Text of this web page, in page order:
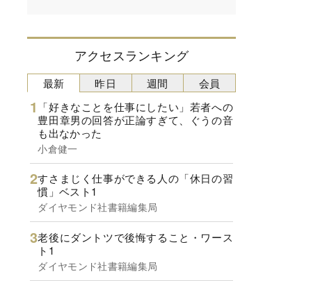
アクセスランキング
最新
「好きなことを仕事にしたい」若者への
豊田章男の回答が正論すぎて、ぐうの音
も出なかった
小倉健一
すさまじく仕事ができる人の「休日の習
慣」ベスト1
ダイヤモンド社書籍編集局
老後にダントツで後悔すること・ワース
ト1
ダイヤモンド社書籍編集局
昨日 週間 会員